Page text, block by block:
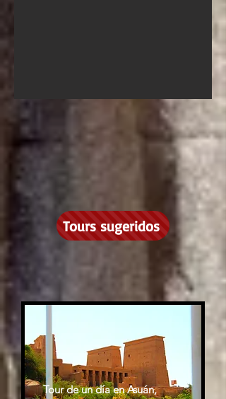
Tours sugeridos
Tour de un día en Asuán,